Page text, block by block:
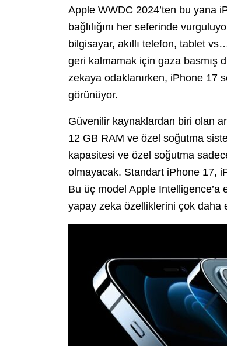
Apple WWDC 2024’ten bu yana
bağlılığını her seferinde
bilgisayar, akıllı telefon, tablet
geri kalmamak için gaza basmış
zekaya odaklanırken, iPhone 17
görünüyor.
Güvenilir kaynaklardan biri olan
12 GB RAM ve özel soğutma
kapasitesi ve özel soğutma
olmayacak. Standart iPhone 17,
Bu üç model Apple Intelligence’a
yapay zeka özelliklerini çok daha